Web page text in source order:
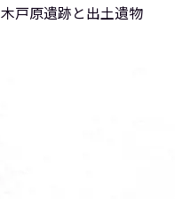
木戸原遺跡と出土遺物